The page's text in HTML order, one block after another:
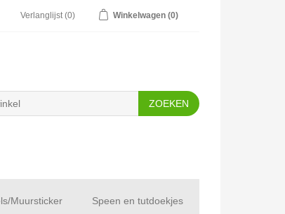
Verlanglijst (0) Winkelwagen (0)
Muursticker Speen en tutdoekjes